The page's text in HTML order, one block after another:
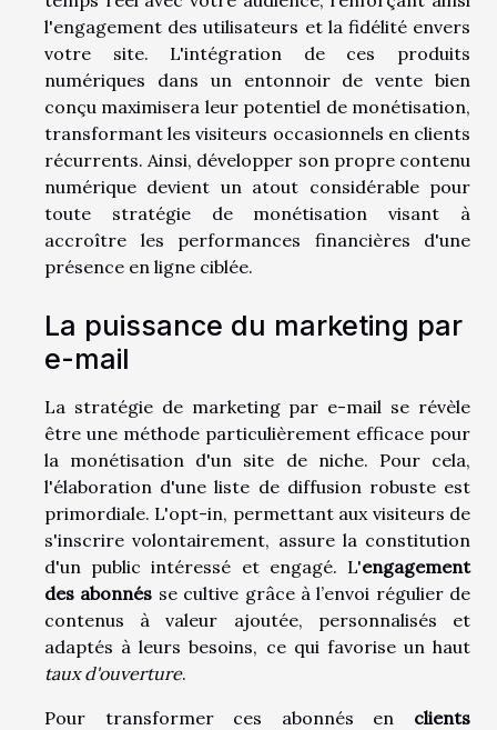
l'engagement des utilisateurs et la fidélité envers
votre site. L'intégration de ces produits
numériques dans un entonnoir de vente bien
conçu maximisera leur potentiel de monétisation,
transformant les visiteurs occasionnels en clients
récurrents. Ainsi, développer son propre contenu
numérique devient un atout considérable pour
toute stratégie de monétisation visant à
accroître les performances financières d'une
présence en ligne ciblée.
La puissance du marketing par
e-mail
La stratégie de marketing par e-mail se révèle
être une méthode particulièrement efficace pour
la monétisation d'un site de niche. Pour cela,
l'élaboration d'une liste de diffusion robuste est
primordiale. L'opt-in, permettant aux visiteurs de
s'inscrire volontairement, assure la constitution
d'un public intéressé et engagé. L'engagement
des abonnés se cultive grâce à l’envoi régulier de
contenus à valeur ajoutée, personnalisés et
adaptés à leurs besoins, ce qui favorise un haut
taux d'ouverture.
Pour transformer ces abonnés en clients